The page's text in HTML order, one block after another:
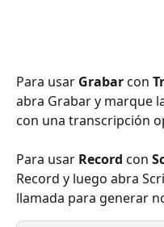
Para usar Grabar con
abra Grabar y marque
con una transcripción
Para usar Record con
Record y luego abra
llamada para generar